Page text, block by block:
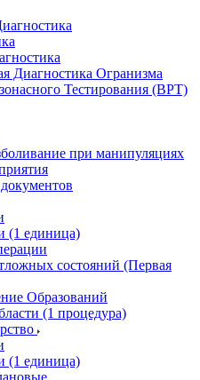
Диагностика Огранизма
Тестирования (ВРТ)
при манипуляциях
(1 единица)
состояний (Первая
Образований
(1 процедура)
(1 единица)